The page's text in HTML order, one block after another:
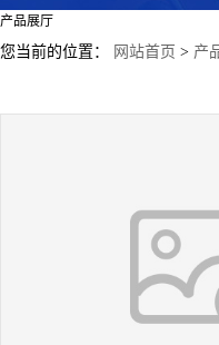
产品展厅
您当前的位置： 网站首页 > 产